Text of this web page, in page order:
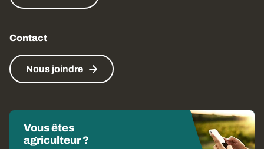
Contact
Nous joindre
Vous êtes
agriculteur ?